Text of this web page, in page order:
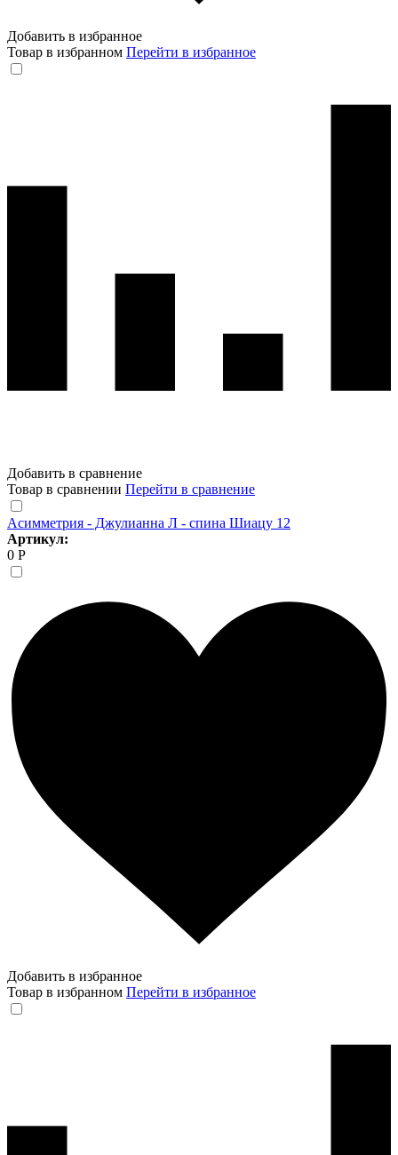
Добавить в избранное
Товар в избранном Перейти в избранное
Добавить в сравнение
Товар в сравнении Перейти в сравнение
Асимметрия - Джулианна Л - спина Шиацу 12
Артикул:
0 Р
Добавить в избранное
Товар в избранном Перейти в избранное